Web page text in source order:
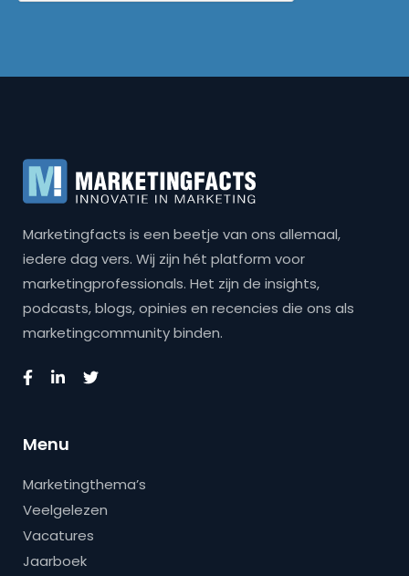
Marketingfacts is een beetje van ons allemaal,
iedere dag vers. Wij zijn hét platform voor
marketingprofessionals. Het zijn de insights,
podcasts, blogs, opinies en recencies die ons als
marketingcommunity binden.
Menu
Marketingthema’s
Veelgelezen
Vacatures
Jaarboek